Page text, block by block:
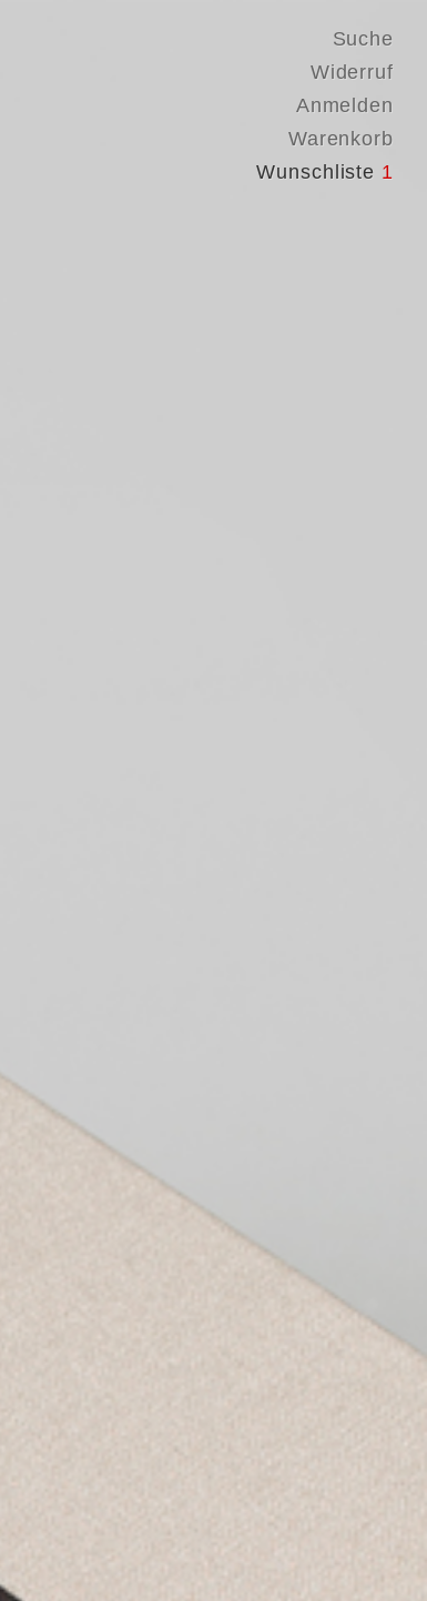
Suche
Widerruf
Anmelden
Warenkorb
Wunschliste 1